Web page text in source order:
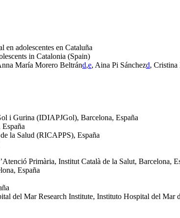
en adolescentes en Cataluña
in Catalonia (Spain)
María Morero Beltránd,e, Aina Pi Sánchezd, Cristina
i Gurina (IDIAPJGol), Barcelona, España
la Salud (RICAPPS), España
Primària, Institut Català de la Salut, Barcelona,
España
del Mar Research Institute, Instituto Hospital del Mar